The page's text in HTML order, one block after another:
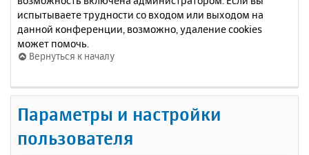
испытываете трудности со входом или выходом на
данной конференции, возможно, удаление cookies
может помочь.
Вернуться к началу
Параметры и настройки
пользователя